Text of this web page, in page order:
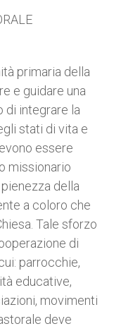
primaria della
e guidare una
di integrare la
stati di vita e
essere
missionario
della
a coloro che
Tale sforzo
di
parrocchie,
educative,
movimenti
deve